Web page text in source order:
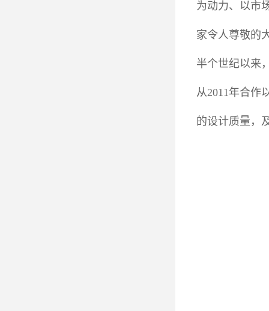
为动力、以市
家令人尊敬的
半个世纪以来
从2011年合作
的设计质量，